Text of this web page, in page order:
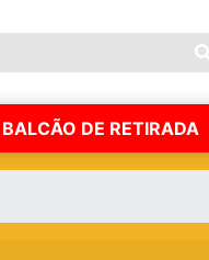
BALCÃO DE RETIRADA